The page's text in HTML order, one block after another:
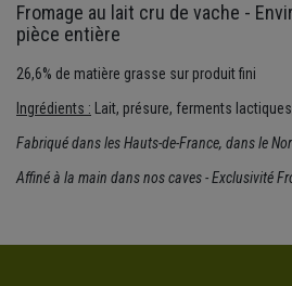
Fromage au lait cru de vache -
pièce entière
26,6% de matière grasse sur produit fini
Ingrédients : Lait, présure, ferments
Fabriqué dans les Hauts-de-France, dans le
Affiné à la main dans nos caves - Exclusivité